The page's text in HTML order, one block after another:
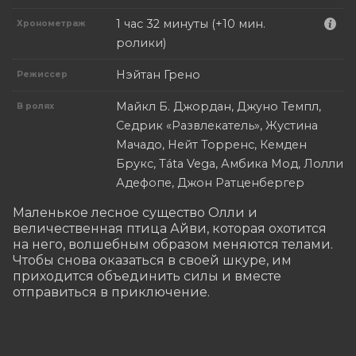
Хронометраж
1 час 32 минуты (+10 мин.
ролики)
Режиссер Нэйтан Грено
В ролях
Майкл Б. Джордан, Джуно Темпл,
Седрик «Развлекатель», Жустина
Мачадо, Нейт Торренс, Кемден
Брукс, Táta Vega, Амбика Мод, Лолли
Адефопе, Джон Ратценбергер
Маленькое лесное существо Олли и
величественная птица Айви, которая охотится
на него, волшебным образом меняются телами.
Чтобы снова оказаться в своей шкуре, им
приходится объединить силы и вместе
отправиться в приключение.